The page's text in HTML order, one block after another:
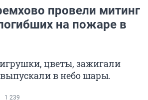
провели митинг
на пожаре в
цветы, зажигали
в небо шары.
1 239